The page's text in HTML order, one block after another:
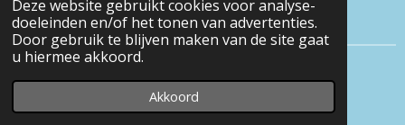
Deze website gebruikt cookies voor analyse-
doeleinden en/of het tonen van advertenties.
Door gebruik te blijven maken van de site gaat
u hiermee akkoord.
Akkoord